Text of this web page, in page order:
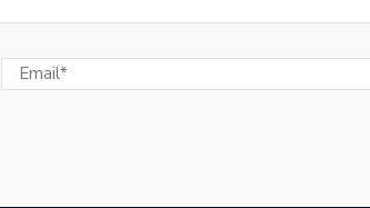
formativas en el 2023.
la Liga Argentina: cuándo se suman los